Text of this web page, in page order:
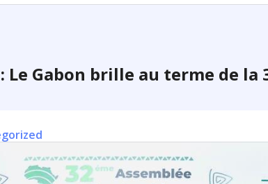
Gabon brille au terme de la